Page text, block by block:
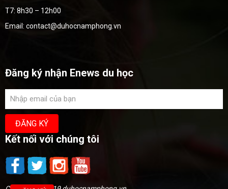
T7: 8h30 – 12h00
Email: contact@duhocnamphong.vn
Đăng ký nhận Enews du học
Kết nối với chúng tôi